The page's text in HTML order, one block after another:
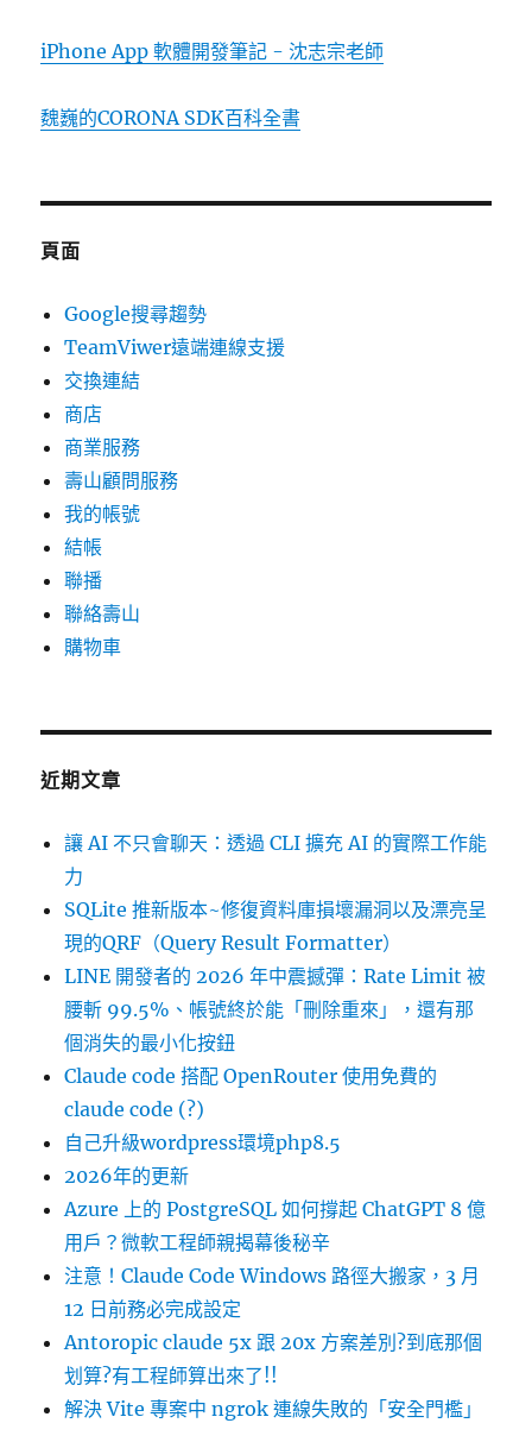
iPhone App 軟體開發筆記 - 沈志宗老師
魏巍的CORONA SDK百科全書
頁面
Google搜尋趨勢
TeamViwer遠端連線支援
交換連結
商店
商業服務
壽山顧問服務
我的帳號
結帳
聯播
聯絡壽山
購物車
近期文章
讓 AI 不只會聊天：透過 CLI 擴充 AI 的實際工作能
力
SQLite 推新版本~修復資料庫損壞漏洞以及漂亮呈
現的QRF（Query Result Formatter）
LINE 開發者的 2026 年中震撼彈：Rate Limit 被
腰斬 99.5%、帳號終於能「刪除重來」，還有那
個消失的最小化按鈕
Claude code 搭配 OpenRouter 使用免費的
claude code (?)
自己升級wordpress環境php8.5
2026年的更新
Azure 上的 PostgreSQL 如何撐起 ChatGPT 8 億
用戶？微軟工程師親揭幕後秘辛
注意！Claude Code Windows 路徑大搬家，3 月
12 日前務必完成設定
Antoropic claude 5x 跟 20x 方案差別?到底那個
划算?有工程師算出來了!!
解決 Vite 專案中 ngrok 連線失敗的「安全門檻」